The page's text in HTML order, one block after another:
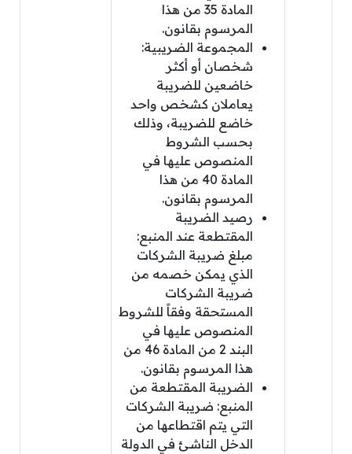
المادة 35 من هذا
المرسوم بقانون.
المجموعة الضريبية:
شخصان أو أكثر
خاضعين للضريبة
يعاملان كشخص واحد
خاضع للضريبة، وذلك
بحسب الشروط
المنصوص عليها في
المادة 40 من هذا
المرسوم بقانون.
رصيد الضريبة
المقتطعة عند المنبع:
مبلغ ضريبة الشركات
الذي يمكن خصمه من
ضريبة الشركات
المستحقة وفقاً للشروط
المنصوص عليها في
البند 2 من المادة 46 من
هذا المرسوم بقانون.
الضريبة المقتطعة من
المنبع: ضريبة الشركات
التي يتم اقتطاعها من
الدخل الناشئ في الدولة